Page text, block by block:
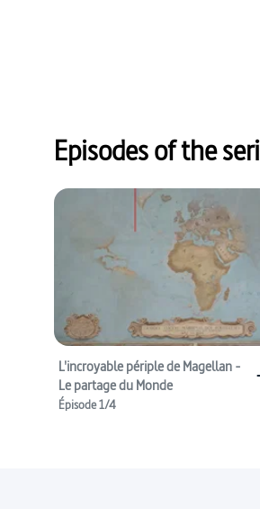
Episodes of the
L'incroyable périple de Magellan -
Le partage du Monde
Épisode 1/4